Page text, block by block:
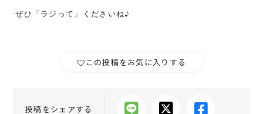
ぜひ「ラジって」くださいね♪
この投稿をお気に入りする
投稿をシェアする